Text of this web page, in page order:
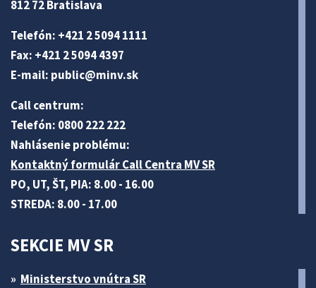
812 72 Bratislava
Telefón: +421 2 5094 1111
Fax: +421 2 5094 4397
E-mail: public@minv.sk
Call centrum:
Telefón: 0800 222 222
Nahlásenie problému:
Kontaktný formulár Call Centra MV SR
PO, UT, ŠT, PIA: 8.00 - 16.00
STREDA: 8.00 - 17.00
SEKCIE MV SR
Ministerstvo vnútra SR